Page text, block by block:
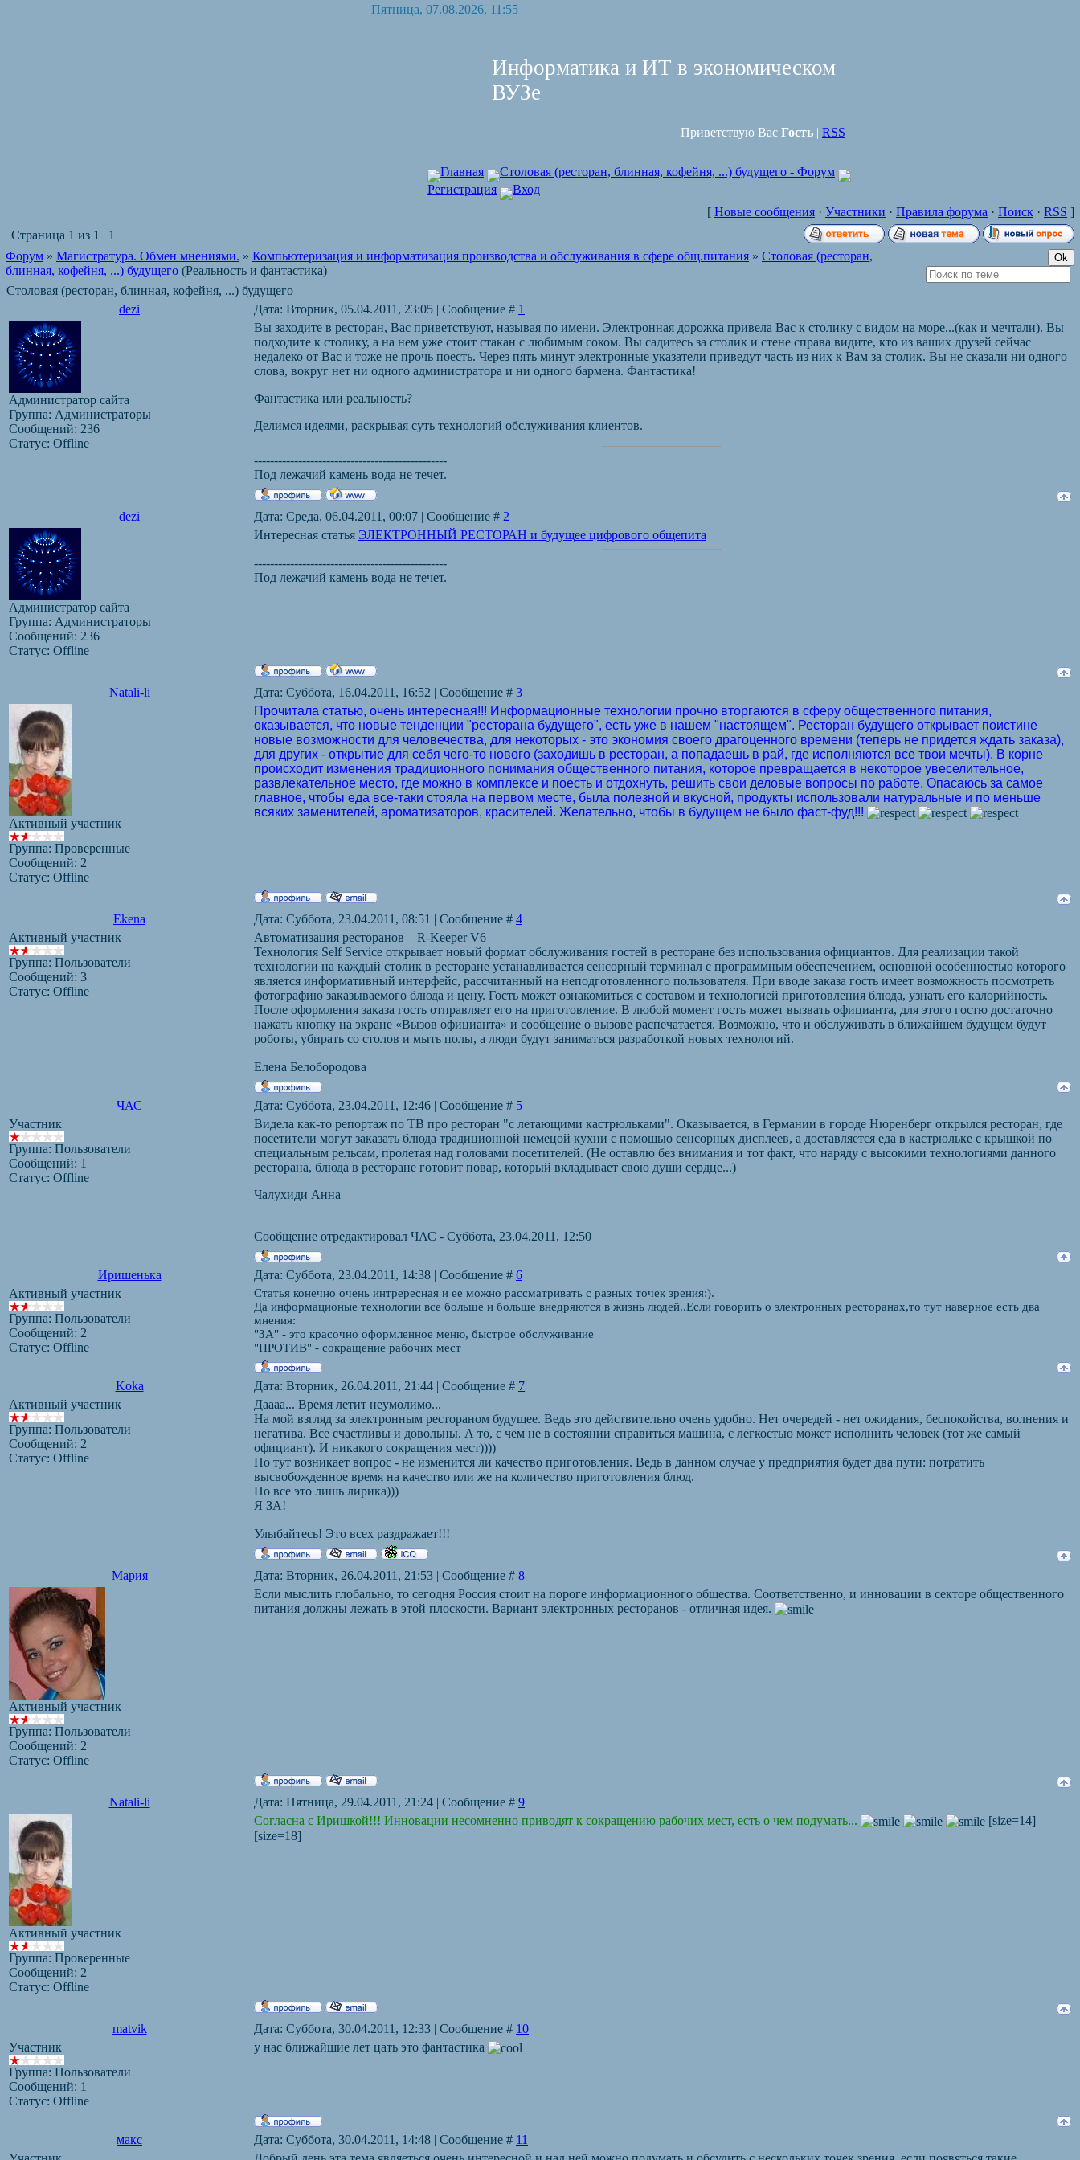
Пятница, 07.08.2026, 11:55
Информатика и ИТ в экономическом
ВУЗе
Приветствую Вас Гость | RSS
Главная
Столовая (ресторан, блинная, кофейня, ...) будущего - Форум
Регистрация
Вход
[ Новые сообщения · Участники · Правила форума · Поиск · RSS ]
Страница 1 из 1
1
Форум » Магистратура. Обмен мнениями. » Компьютеризация и информатизация производства и обслуживания в сфере общ.питания » Столовая (ресторан,
блинная, кофейня, ...) будущего (Реальность и фантастика)
Столовая (ресторан, блинная, кофейня, ...) будущего
dezi
Дата: Вторник, 05.04.2011, 23:05 | Сообщение # 1
Администратор сайта
Группа: Администраторы
Сообщений: 236
Статус: Offline
Вы заходите в ресторан, Вас приветствуют, называя по имени. Электронная дорожка привела Вас к столику с видом на море...(как и мечтали). Вы
подходите к столику, а на нем уже стоит стакан с любимым соком. Вы садитесь за столик и стене справа видите, кто из ваших друзей сейчас
недалеко от Вас и тоже не прочь поесть. Через пять минут электронные указатели приведут часть из них к Вам за столик. Вы не сказали ни одного
слова, вокруг нет ни одного администратора и ни одного бармена. Фантастика!
Фантастика или реальность?
Делимся идеями, раскрывая суть технологий обслуживания клиентов.
------------------------------------------------
Под лежачий камень вода не течет.
dezi Дата: Среда, 06.04.2011, 00:07 | Сообщение # 2
Администратор сайта
Группа: Администраторы
Сообщений: 236
Статус: Offline
Интересная статья ЭЛЕКТРОННЫЙ РЕСТОРАН и будущее цифрового общепита
------------------------------------------------
Под лежачий камень вода не течет.
Natali-li Дата: Суббота, 16.04.2011, 16:52 | Сообщение # 3
Активный участник
Группа: Проверенные
Сообщений: 2
Статус: Offline
Прочитала статью, очень интересная!!! Информационные технологии прочно вторгаются в сферу общественного питания,
оказывается, что новые тенденции "ресторана будущего", есть уже в нашем "настоящем". Ресторан будущего открывает поистине
новые возможности для человечества, для некоторых - это экономия своего драгоценного времени (теперь не придется ждать заказа),
для других - открытие для себя чего-то нового (заходишь в ресторан, а попадаешь в рай, где исполняются все твои мечты). В корне
происходит изменения традиционного понимания общественного питания, которое превращается в некоторое увеселительное,
развлекательное место, где можно в комплексе и поесть и отдохнуть, решить свои деловые вопросы по работе. Опасаюсь за самое
главное, чтобы еда все-таки стояла на первом месте, была полезной и вкусной, продукты использовали натуральные и по меньше
всяких заменителей, ароматизаторов, красителей. Желательно, чтобы в будущем не было фаст-фуд!!!
Ekena Дата: Суббота, 23.04.2011, 08:51 | Сообщение # 4
Активный участник
Группа: Пользователи
Сообщений: 3
Статус: Offline
Автоматизация ресторанов – R-Keeper V6
Технология Self Service открывает новый формат обслуживания гостей в ресторане без использования официантов. Для реализации такой
технологии на каждый столик в ресторане устанавливается сенсорный терминал с программным обеспечением, основной особенностью которого
является информативный интерфейс, рассчитанный на неподготовленного пользователя. При вводе заказа гость имеет возможность посмотреть
фотографию заказываемого блюда и цену. Гость может ознакомиться с составом и технологией приготовления блюда, узнать его калорийность.
После оформления заказа гость отправляет его на приготовление. В любой момент гость может вызвать официанта, для этого гостю достаточно
нажать кнопку на экране «Вызов официанта» и сообщение о вызове распечатается. Возможно, что и обслуживать в ближайшем будущем будут
роботы, убирать со столов и мыть полы, а люди будут заниматься разработкой новых технологий.
Елена Белобородова
ЧАС Дата: Суббота, 23.04.2011, 12:46 | Сообщение # 5
Участник
Группа: Пользователи
Сообщений: 1
Статус: Offline
Видела как-то репортаж по ТВ про ресторан "с летающими кастрюльками". Оказывается, в Германии в городе Нюренберг открылся ресторан, где
посетители могут заказать блюда традиционной немецой кухни с помощью сенсорных дисплеев, а доставляется еда в кастрюльке с крышкой по
специальным рельсам, пролетая над головами посетителей. (Не оставлю без внимания и тот факт, что наряду с высокими технологиями данного
ресторана, блюда в ресторане готовит повар, который вкладывает свою души сердце...)
Чалухиди Анна
Сообщение отредактировал ЧАС - Суббота, 23.04.2011, 12:50
Иришенька Дата: Суббота, 23.04.2011, 14:38 | Сообщение # 6
Активный участник
Группа: Пользователи
Сообщений: 2
Статус: Offline
Статья конечно очень интрересная и ее можно рассматривать с разных точек зрения:).
Да информационые технологии все больше и больше внедряются в жизнь людей..Если говорить о электронных ресторанах,то тут наверное есть два
мнения:
"ЗА" - это красочно оформленное меню, быстрое обслуживание
"ПРОТИВ" - сокращение рабочих мест
Koka Дата: Вторник, 26.04.2011, 21:44 | Сообщение # 7
Активный участник
Группа: Пользователи
Сообщений: 2
Статус: Offline
Даааа... Время летит неумолимо...
На мой взгляд за электронным рестораном будущее. Ведь это действительно очень удобно. Нет очередей - нет ожидания, беспокойства, волнения и
негатива. Все счастливы и довольны. А то, с чем не в состоянии справиться машина, с легкостью может исполнить человек (тот же самый
официант). И никакого сокращения мест))))
Но тут возникает вопрос - не изменится ли качество приготовления. Ведь в данном случае у предприятия будет два пути: потратить
высвобожденное время на качество или же на количество приготовления блюд.
Но все это лишь лирика)))
Я ЗА!
Улыбайтесь! Это всех раздражает!!!
Мария Дата: Вторник, 26.04.2011, 21:53 | Сообщение # 8
Активный участник
Группа: Пользователи
Сообщений: 2
Статус: Offline
Если мыслить глобально, то сегодня Россия стоит на пороге информационного общества. Соответственно, и инновации в секторе общественного
питания должны лежать в этой плоскости. Вариант электронных ресторанов - отличная идея.
Natali-li Дата: Пятница, 29.04.2011, 21:24 | Сообщение # 9
Активный участник
Группа: Проверенные
Сообщений: 2
Статус: Offline
Согласна с Иришкой!!! Инновации несомненно приводят к сокращению рабочих мест, есть о чем подумать...
[size=14]
[size=18]
matvik Дата: Суббота, 30.04.2011, 12:33 | Сообщение # 10
Участник
Группа: Пользователи
Сообщений: 1
Статус: Offline
у нас ближайшие лет цать это фантастика
макс Дата: Суббота, 30.04.2011, 14:48 | Сообщение # 11